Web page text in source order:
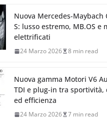
Nuova Mercedes-Maybach
S: lusso estremo, MB.OS e
elettrificati
24 Marzo 2026 8 min read
Nuova gamma Motori V6
TDI e plug-in tra sportività,
ed efficienza
24 Marzo 2026 7 min read